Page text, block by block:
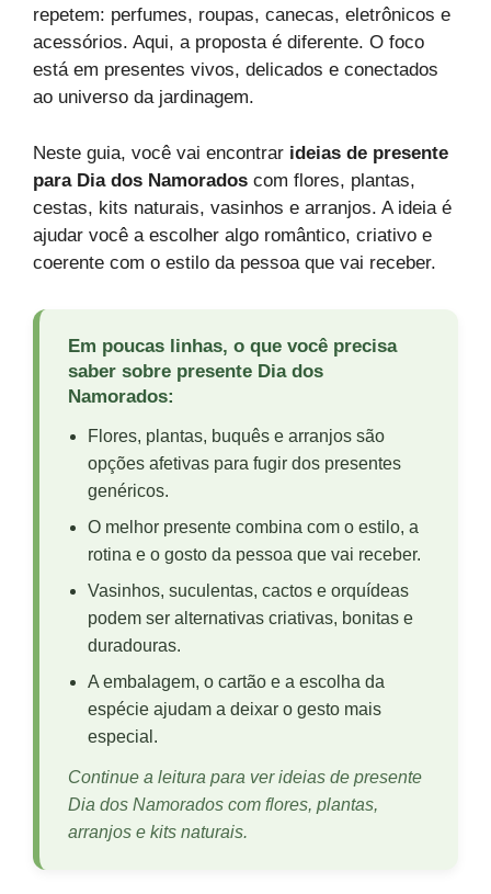
repetem: perfumes, roupas, canecas, eletrônicos e
acessórios. Aqui, a proposta é diferente. O foco
está em presentes vivos, delicados e conectados
ao universo da jardinagem.
Neste guia, você vai encontrar ideias de presente
para Dia dos Namorados com flores, plantas,
cestas, kits naturais, vasinhos e arranjos. A ideia é
ajudar você a escolher algo romântico, criativo e
coerente com o estilo da pessoa que vai receber.
Em poucas linhas, o que você precisa
saber sobre presente Dia dos
Namorados:
Flores, plantas, buquês e arranjos são
opções afetivas para fugir dos presentes
genéricos.
O melhor presente combina com o estilo, a
rotina e o gosto da pessoa que vai receber.
Vasinhos, suculentas, cactos e orquídeas
podem ser alternativas criativas, bonitas e
duradouras.
A embalagem, o cartão e a escolha da
espécie ajudam a deixar o gesto mais
especial.
Continue a leitura para ver ideias de presente
Dia dos Namorados com flores, plantas,
arranjos e kits naturais.